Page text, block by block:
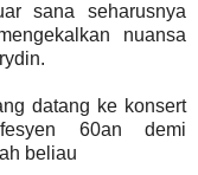
sana seharusnya
nuansa
datang ke konsert
60an demi
beliau